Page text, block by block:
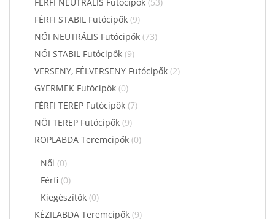
FÉRFI STABIL Futócipők (9)
NŐI NEUTRÁLIS Futócipők (73)
NŐI STABIL Futócipők (9)
VERSENY, FÉLVERSENY Futócipők (2)
GYERMEK Futócipők (0)
FÉRFI TEREP Futócipők (7)
NŐI TEREP Futócipők (9)
RÖPLABDA Teremcipők (0)
Női (0)
Férfi (0)
Kiegészítők (0)
KÉZILABDA Teremcipők (9)